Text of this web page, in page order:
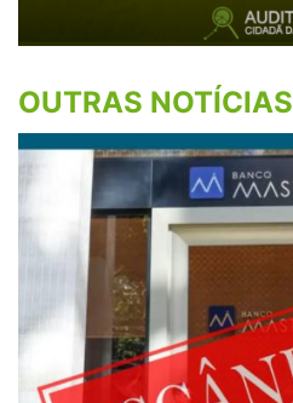
OUTRAS NOTÍCIAS